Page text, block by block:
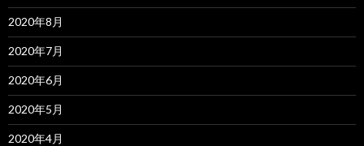
2020年8月
2020年7月
2020年6月
2020年5月
2020年4月